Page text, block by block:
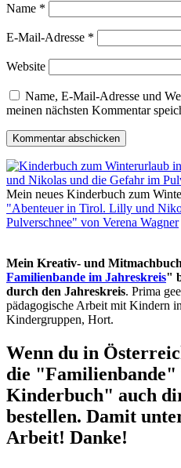
Name *
E-Mail-Adresse *
Website
Name, E-Mail-Adresse und
meinen nächsten Kommentar
Mein neues Kinderbuch zum
"Abenteuer in Tirol. Lilly und
Pulverschnee" von Verena Wagner
Mein Kreativ- und
Familienbande im Jahreskreis"
durch den Jahreskreis. Prima
pädagogische Arbeit mit Kindern
Kindergruppen, Hort.
Wenn du in
die
Kinderbuch" auch
bestellen. Damit
Arbeit! Danke!